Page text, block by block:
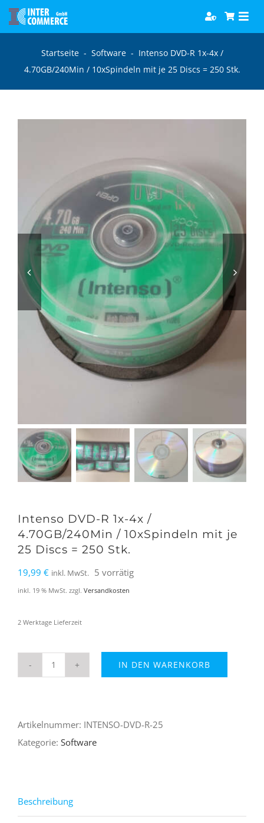
Zum
Inhalt
Software
Games
Bücher
Startseite- Software- Intenso DVD-R 1x-4x /
4.70GB/240Min / 10xSpindeln mit je 25 Discs = 250 Stk.
Intenso DVD-R 1x-4x /
4.70GB/240Min / 10xSpindeln mit je
25 Discs = 250 Stk.
19,99 € inkl. MwSt. 5 vorrätig
inkl. 19 % MwSt. zzgl. Versandkosten
2 Werktage Lieferzeit
1x-
4x
/
10xSpindeln
IN DEN WARENKORB
Artikelnummer: INTENSO-DVD-R-25
Kategorie: Software
Beschreibung